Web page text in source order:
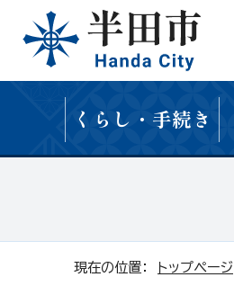
くらし・手続き
現在の位置： トップページ